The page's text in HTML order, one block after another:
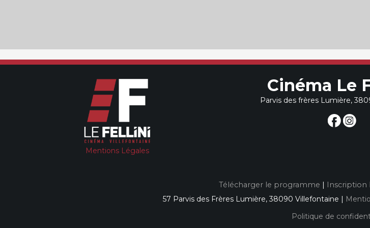
Mentions Légales
Cinéma Le
Parvis des frères Lumière,
Télécharger le programme | Inscription
57 Parvis des Frères Lumière, 38090 Villefontaine |
Politique de